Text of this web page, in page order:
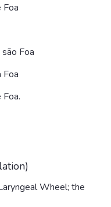
Foa
Foa
Wheel; the